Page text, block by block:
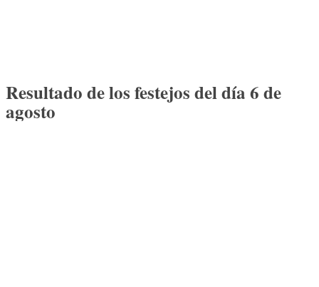
Resultado de los festejos del día 6 de
agosto